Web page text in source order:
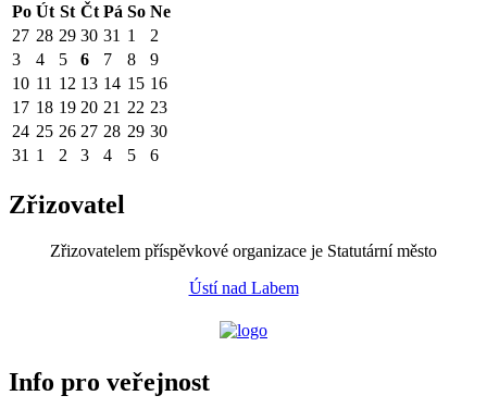
Po Út St Čt Pá So Ne
27 28 29 30 31 1
2
3
4 5 6 7 8
9
10 11 12 13 14 15 16
17 18 19 20 21 22 23
24 25 26 27 28 29 30
31 1 2 3 4 5 6
Zřizovatel
Zřizovatelem příspěvkové organizace je Statutární město
Ústí nad Labem
Info pro veřejnost